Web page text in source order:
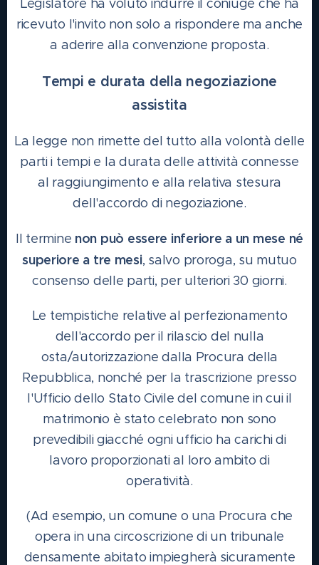
Legislatore ha voluto indurre il coniuge che ha
ricevuto l'invito non solo a rispondere ma anche
a aderire alla convenzione proposta.
Tempi e durata della negoziazione
assistita
La legge non rimette del tutto alla volontà delle
parti i tempi e la durata delle attività connesse
al raggiungimento e alla relativa stesura
dell'accordo di negoziazione.
Il termine non può essere inferiore a un mese né
superiore a tre mesi, salvo proroga, su mutuo
consenso delle parti, per ulteriori 30 giorni.
Le tempistiche relative al perfezionamento
dell'accordo per il rilascio del nulla
osta/autorizzazione dalla Procura della
Repubblica, nonché per la trascrizione presso
l'Ufficio dello Stato Civile del comune in cui il
matrimonio è stato celebrato non sono
prevedibili giacché ogni ufficio ha carichi di
lavoro proporzionati al loro ambito di
operatività.
(Ad esempio, un comune o una Procura che
opera in una circoscrizione di un tribunale
densamente abitato impiegherà sicuramente